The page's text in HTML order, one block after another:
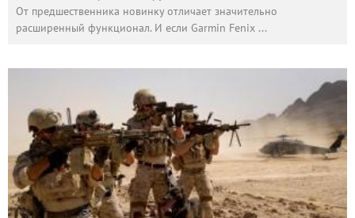
От предшественника новинку отличает значительно
расширенный функционал. И если Garmin Fenix ...